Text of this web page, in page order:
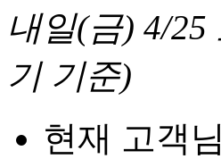
내일(금) 4/25
기 기준)
현재 고객